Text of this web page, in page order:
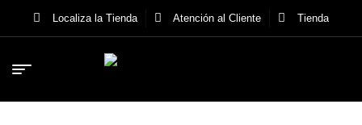
Localiza la Tienda Atención al Cliente Tienda